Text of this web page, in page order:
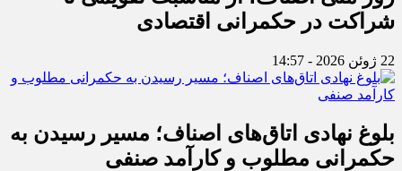
شراکت در حکمرانی اقتصادی
22 ژوئن 2026 - 14:57
بلوغ نهادی اتاق‌های اصناف؛ مسیر رسیدن به
حکمرانی مطلوب و کارآمد صنفی